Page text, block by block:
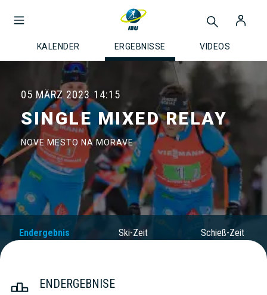
KALENDER ERGEBNISSE VIDEOS
05 MÄRZ 2023 14:15
SINGLE MIXED RELAY
NOVE MESTO NA MORAVE
Endergebnis Ski-Zeit Schieß-Zeit
ENDERGEBNISE